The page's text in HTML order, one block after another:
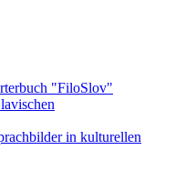
"FiloSlov"
in kulturellen